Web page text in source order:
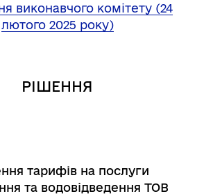
виконавчого комітету (24
лютого 2025 року)
РІШЕННЯ
тарифів на послуги
та водовідведення ТОВ